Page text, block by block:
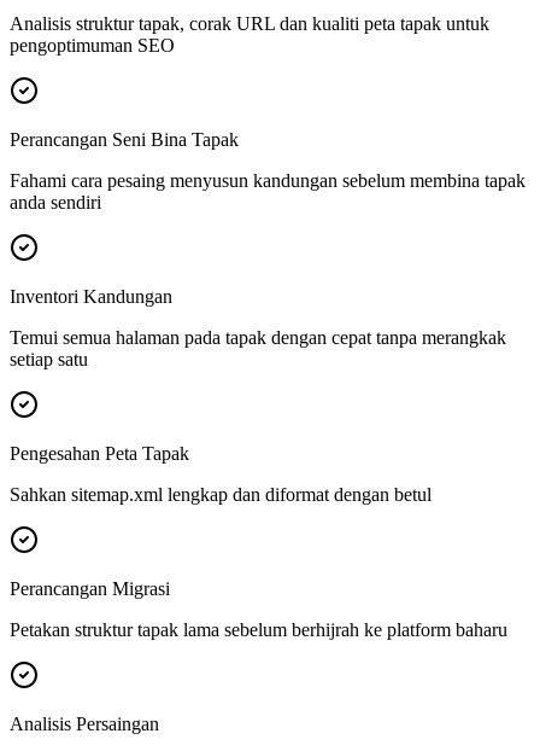
Analisis struktur tapak, corak URL dan kualiti peta tapak untuk
pengoptimuman SEO
Perancangan Seni Bina Tapak
Fahami cara pesaing menyusun kandungan sebelum membina tapak
anda sendiri
Inventori Kandungan
Temui semua halaman pada tapak dengan cepat tanpa merangkak
setiap satu
Pengesahan Peta Tapak
Sahkan sitemap.xml lengkap dan diformat dengan betul
Perancangan Migrasi
Petakan struktur tapak lama sebelum berhijrah ke platform baharu
Analisis Persaingan